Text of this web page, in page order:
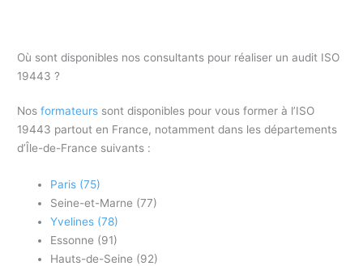
Où sont disponibles nos consultants pour réaliser un audit ISO
19443 ?
Nosformateurs sont disponibles pour vous former à l’ISO
19443 partout en France, notamment dans les départements
d’Île-de-France suivants :
Paris (75)
Seine-et-Marne (77)
Yvelines (78)
Essonne (91)
Hauts-de-Seine (92)